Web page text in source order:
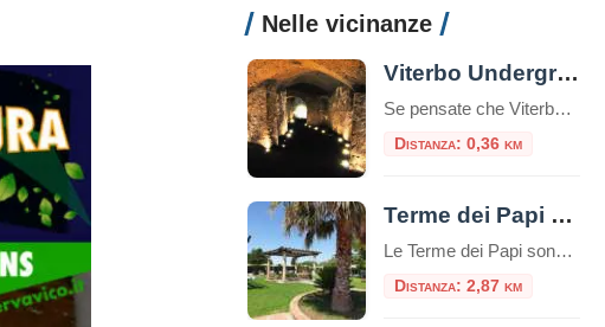
Nelle vicinanze
Viterbo Underground: alla scoperta di un mondo sotterraneo
Se pensate che Viterbo sia solo una città di piazze storiche, chiese medievali e terme curative, preparatevi a scoprire una faccia segreta della città: il suo sottosuolo, ricco di misteri, leggende e storia dimenticata. Viterbo, infatti, non è solo la “Città dei Papi” – ma è anche una delle città italiane che custodisce un labirinto […]
Distanza: 0,36 km
Terme dei Papi a Viterbo
Le Terme dei Papi sono un complesso termale situato nella città di Viterbo, nel Lazio.Queste terme sono conosciute per la loro storia antica e la reputazione di offrire benefici per la salute e il benessere. Storia e Origine delle Terme dei Papi Le Terme dei Papi hanno una lunga storia che risale all’epoca romana.Il nome […]
Distanza: 2,87 km